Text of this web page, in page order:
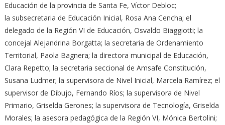
Educación de la provincia de Santa Fe, Víctor Debloc;
la subsecretaria de Educación Inicial, Rosa Ana Cencha; el
delegado de la Región VI de Educación, Osvaldo Biaggiotti; la
concejal Alejandrina Borgatta; la secretaria de Ordenamiento
Territorial, Paola Bagnera; la directora municipal de Educación,
Clara Repetto; la secretaria seccional de Amsafe Constitución,
Susana Ludmer; la supervisora de Nivel Inicial, Marcela Ramírez; el
supervisor de Dibujo, Fernando Ríos; la supervisora de Nivel
Primario, Griselda Gerones; la supervisora de Tecnología, Griselda
Morales; la asesora pedagógica de la Región VI, Mónica Bertolini;